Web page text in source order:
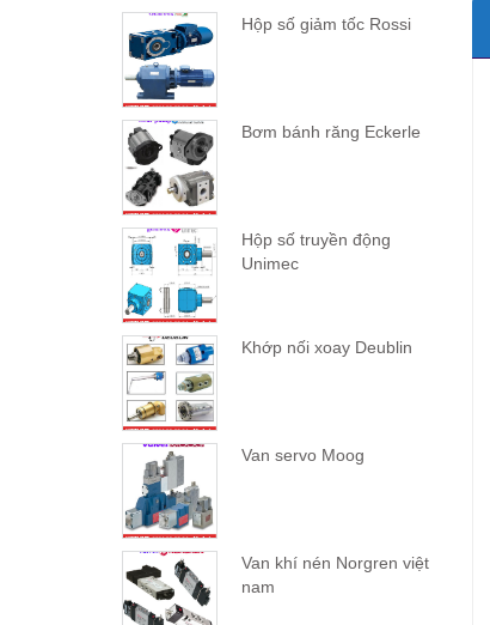
Hộp số giảm tốc Rossi
Bơm bánh răng Eckerle
Hộp số truyền động
Unimec
Khớp nối xoay Deublin
Van servo Moog
Van khí nén Norgren việt
nam